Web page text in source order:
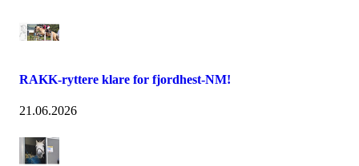
RAKK-ryttere klare for fjordhest-NM!
21.06.2026